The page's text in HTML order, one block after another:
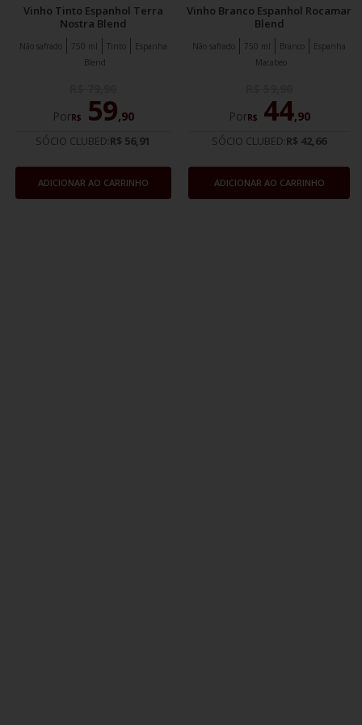
Vinho Tinto Espanhol Terra
Nostra Blend
Tinto Espanha
Não safrado
750 ml
Blend
PorR$ 59,90
SÓCIO CLUBED:R$ 56,91
ADICIONAR AO CARRINHO
Vinho Branco Espanhol Rocamar
Blend
Branco Espanha
Não safrado
750 ml
Macabeo
PorR$ 44,90
SÓCIO CLUBED:R$ 42,66
ADICIONAR AO CARRINHO